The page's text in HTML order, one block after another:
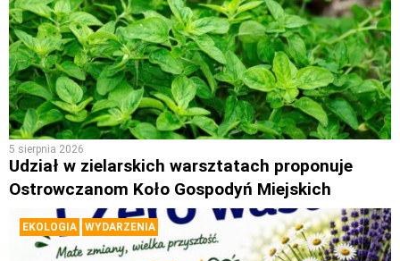
5 sierpnia 2026
Udział w zielarskich warsztatach proponuje
Ostrowczanom Koło Gospodyń Miejskich
EKOLOGIA WYDARZENIA